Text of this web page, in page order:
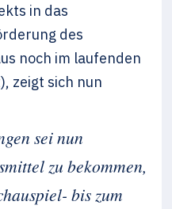
in das
des
noch im laufenden
zeigt sich nun
sei nun
zu bekommen,
bis zum